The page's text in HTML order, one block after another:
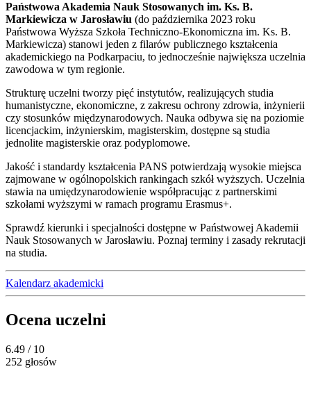
Państwowa Akademia Nauk Stosowanych im. Ks. B.
Markiewicza w Jarosławiu (do października 2023 roku
Państwowa Wyższa Szkoła Techniczno-Ekonomiczna im. Ks. B.
Markiewicza) stanowi jeden z filarów publicznego kształcenia
akademickiego na Podkarpaciu, to jednocześnie największa uczelnia
zawodowa w tym regionie.
Strukturę uczelni tworzy pięć instytutów, realizujących studia
humanistyczne, ekonomiczne, z zakresu ochrony zdrowia, inżynierii
czy stosunków międzynarodowych. Nauka odbywa się na poziomie
licencjackim, inżynierskim, magisterskim, dostępne są studia
jednolite magisterskie oraz podyplomowe.
Jakość i standardy kształcenia PANS potwierdzają wysokie miejsca
zajmowane w ogólnopolskich rankingach szkół wyższych. Uczelnia
stawia na umiędzynarodowienie współpracując z partnerskimi
szkołami wyższymi w ramach programu Erasmus+.
Sprawdź kierunki i specjalności dostępne w Państwowej Akademii
Nauk Stosowanych w Jarosławiu. Poznaj terminy i zasady rekrutacji
na studia.
Kalendarz akademicki
Ocena uczelni
6.49 / 10
252 głosów